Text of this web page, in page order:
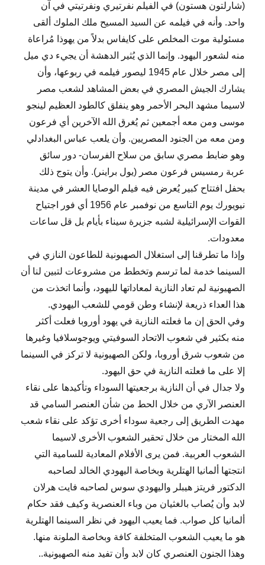
(شارلتون هستون) في الفيلم نفرتيري ونفرتيتي في آن
واحد. وأنه في فيلمه عن السيد المسيح ملك الملوك ألقى
مسئولية موت المخلص على كايفاس بدلاً من يهوذا مُراعاة
منه لشعور اليهود. وإنما الذي يُثير الدهشة أن يجيء دي ميل
إلى مصر خلال عام 1945 ليصور فيلمه في ربوعها، وأن
يشارك الجيش المصري في بعض المشاهد لشعب مصر
لاسيما مشهد البحر الأحمر وهو ينفلق كالطود العظيم لينجو
موسى ومن معه أجمعين ثم يُغرق الله الآخرين أي فرعون
ومن معه من الجنود المصريين. وأن يلعب عباس البغدادلي
وهو ضابط مصري سابق من سلاح الفرسان- دور سائق
عربة رمسيس فرعون مصر (يول براينر). وأن يتوج ذلك
بحفل افتتاح كبير يُعرض فيه فيلم الوصايا العشر في مدينة
نيويورك يوم التاسع من نوفمبر عام 1956 أي فور اجتياح
القوات الإسرائيلية لشبه جزيرة سيناء بأيام بل قل ساعات
معدودات.
وإذا ما تطرقنا إلى استغلال الصهيونية للطاعون النازي في
السينما خدمة لما ترسم وتخطط من مشروعات لتبين لنا أن
الصهيونية لم تعاد النازية لمعاداتها لليهود، وأنما اتخذت من
هذا العداء ذريعة لإنشاء وطن قومي للشعب اليهودي.
وفي الحق إن ما فعلته النازية في يهود أوروبا فعلت أكثر
منه بكثير في شعوب الاتحاد السوفيتي ويوجوسلافيا وغيرها
من شعوب شرق أوروبا، ولكن الصهيونية لا تركز في السينما
إلا على ما فعلته النازية في حق اليهود.
ولا جدال في أن النازية برجعيتها السوداء وتأكيدها على نقاء
العنصر الآري من خلال الحط من شأن العنصر السامي قد
مهدت الطريق إلى رجعية سوداء أخرى تؤكد على نقاء شعب
الله المختار من خلال تحقير الشعوب الأخرى لاسيما
الشعوب العربية. فمن يرى الأفلام المعادية للسامية التي
انتجتها ألمانيا الهتلرية وبخاصة اليهودي الخالد لصاحبه
الدكتور فريتز هيبلر واليهودي سوس لصاحبه فايت هرلان
لابد وأن يُصاب بالغثيان من وباء العنصرية وكيف فقد حكام
ألمانيا كل صواب. فما يعيب اليهود في نظر السينما الهتلرية
هو ما يعيب الشعوب المتخلفة كافة وبخاصة الملونة منها.
وهذا الجنون العنصري كان لابد وأن تفيد منه الصهيونية..